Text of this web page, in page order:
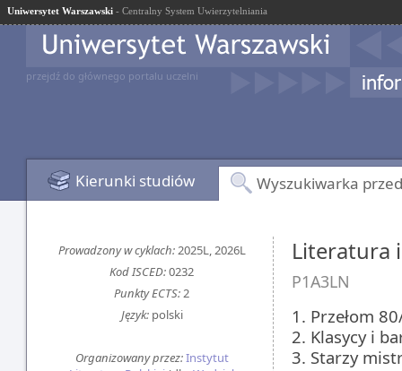
Uniwersytet Warszawski - Centralny System Uwierzytelniania
przejdź do głównego portalu uczelni
Kierunki studiów Wyszukiwarka
Prowadzony w cyklach:2025L, 2026L
Kod ISCED:0232
Punkty ECTS:2
Język:polski
Organizowany przez:Instytut
Literatura
P1A3LN
1. Przełom
2. Klasycy i
3. Starzy